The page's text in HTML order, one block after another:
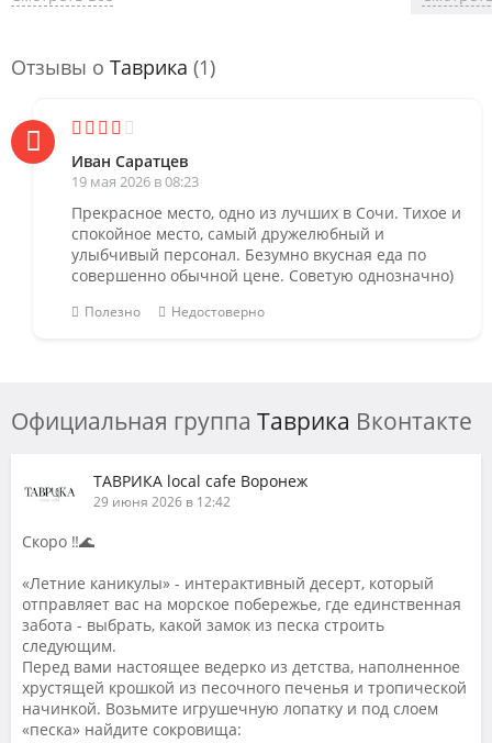
Отзывы о Таврика (1)
Иван Саратцев
19 мая 2026 в 08:23
Прекрасное место, одно из лучших в Сочи. Тихое и
спокойное место, самый дружелюбный и
улыбчивый персонал. Безумно вкусная еда по
совершенно обычной цене. Советую однозначно)
Полезно Недостоверно
Официальная группа Таврика Вконтакте
ТАВРИКА local cafe Воронеж
29 июня 2026 в 12:42
Скоро ‼️🌊
«Летние каникулы» - интерактивный десерт, который
отправляет вас на морское побережье, где единственная
забота - выбрать, какой замок из песка строить
следующим.
Перед вами настоящее ведерко из детства, наполненное
хрустящей крошкой из песочного печенья и тропической
начинкой. Возьмите игрушечную лопатку и под слоем
«песка» найдите сокровища: